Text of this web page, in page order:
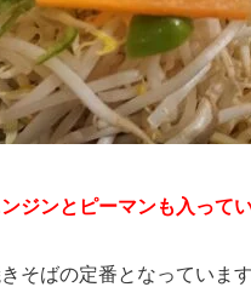
ジンとピーマンも入ってい
そばの定番となっています